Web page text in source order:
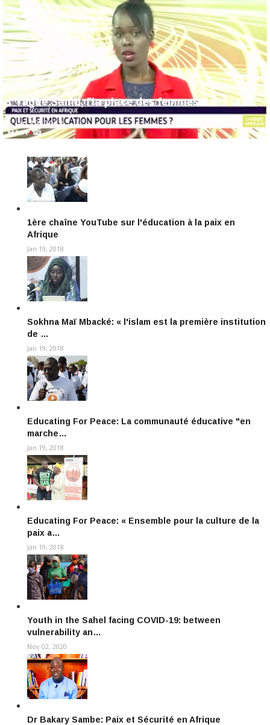
Yague Samb, "la place des femmes dans la…
Jan 19, 2018
1ère chaîne YouTube sur l'éducation à la paix en
Afrique
Jan 19, 2018
Sokhna Maï Mbacké: « l'islam est la première institution
de …
Jan 19, 2018
Educating For Peace: La communauté éducative "en
marche…
Jan 19, 2018
Educating For Peace: « Ensemble pour la culture de la
paix a…
Jan 19, 2018
Youth in the Sahel facing COVID-19: between
vulnerability an…
Nov 02, 2020
Dr Bakary Sambe: Paix et Sécurité en Afrique